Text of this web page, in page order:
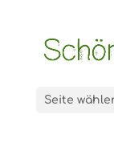
Seite